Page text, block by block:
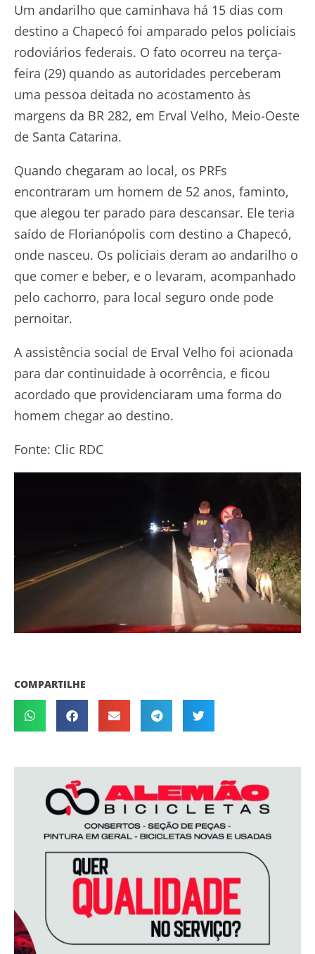
Um andarilho que caminhava há 15 dias com
destino a Chapecó foi amparado pelos policiais
rodoviários federais. O fato ocorreu na terça-
feira (29) quando as autoridades perceberam
uma pessoa deitada no acostamento às
margens da BR 282, em Erval Velho, Meio-Oeste
de Santa Catarina.
Quando chegaram ao local, os PRFs
encontraram um homem de 52 anos, faminto,
que alegou ter parado para descansar. Ele teria
saído de Florianópolis com destino a Chapecó,
onde nasceu. Os policiais deram ao andarilho o
que comer e beber, e o levaram, acompanhado
pelo cachorro, para local seguro onde pode
pernoitar.
A assistência social de Erval Velho foi acionada
para dar continuidade à ocorrência, e ficou
acordado que providenciaram uma forma do
homem chegar ao destino.
Fonte: Clic RDC
COMPARTILHE